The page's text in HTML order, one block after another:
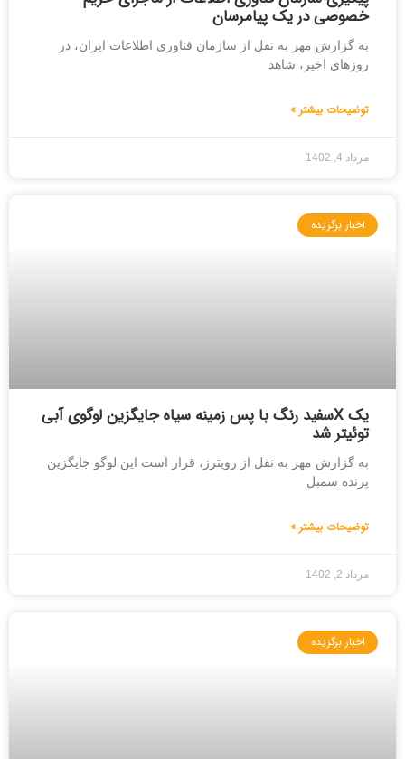
خصوصی در یک پیامرسان
به گزارش مهر به نقل از سازمان فناوری اطلاعات ایران، در
روزهای اخیر، شاهد
توضیحات بیشتر »
مرداد 4, 1402
اخبار برگزیده
یک Xسفید رنگ با پس زمینه سیاه جایگزین لوگوی آبی
توئیتر شد
به گزارش مهر به نقل از رویترز، قرار است این لوگو جایگزین
پرنده سمبل
توضیحات بیشتر »
مرداد 2, 1402
اخبار برگزیده